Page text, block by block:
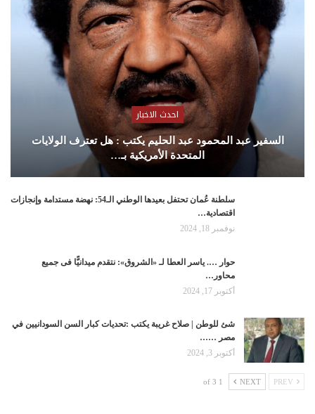
احدث الاخبار
السفير عبد المحمود عبد الحليم يكتب : هل تعترف الولايات
المتحدة الأمريكية بـ…
سلطنة عُمان تحتفل بعيدها الوطني الـ54: نهضة مستدامة وإنجازات
اقتصادية…
نوفمبر 18, 2024
حوار …. ياسر العطا لـ «الشروق»: نتقدم ميدانيًّا فى جميع
محاور…
أكتوبر 17, 2024
شئ للوطن | صلاح غريبة يكتب :تحديات كبار السن السودانيين في
مصر ……
أكتوبر 3, 2024
NEXT
1 of 3